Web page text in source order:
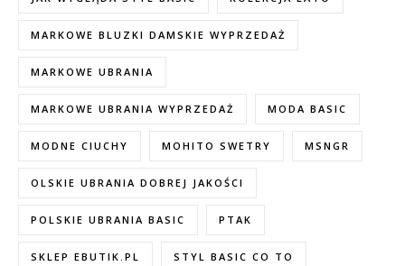
MARKOWE BLUZKI DAMSKIE WYPRZEDAŻ
MARKOWE UBRANIA
MARKOWE UBRANIA WYPRZEDAŻ MODA BASIC
MODNE CIUCHY MOHITO SWETRY MSNGR
OLSKIE UBRANIA DOBREJ JAKOŚCI
POLSKIE UBRANIA BASIC PTAK
SKLEP EBUTIK.PL STYL BASIC CO TO